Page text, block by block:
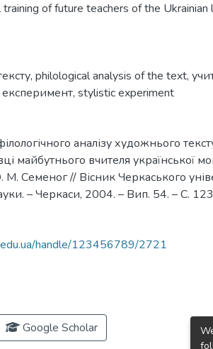
of future teachers of the Ukrainian
, philological analysis of the text,
експеримент, stylistic experiment
аналізу художнього
майбутнього вчителя української
М. Семеног // Вісник Черкаського
– Черкаси, 2004. – Вип. 54. – С.
handle/123456789/2721
Google Scholar